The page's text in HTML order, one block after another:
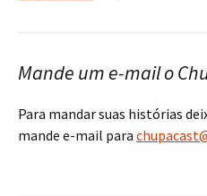
Mande um e-mail o
Para mandar suas histórias
mande e-mail para